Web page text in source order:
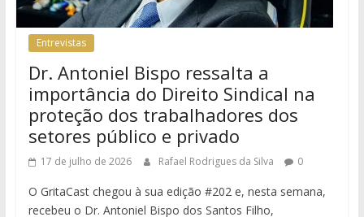
Entrevistas
Dr. Antoniel Bispo ressalta a
importância do Direito Sindical na
proteção dos trabalhadores dos
setores público e privado
17 de julho de 2026 Rafael Rodrigues da Silva 0
O GritaCast chegou à sua edição #202 e, nesta semana,
recebeu o Dr. Antoniel Bispo dos Santos Filho,